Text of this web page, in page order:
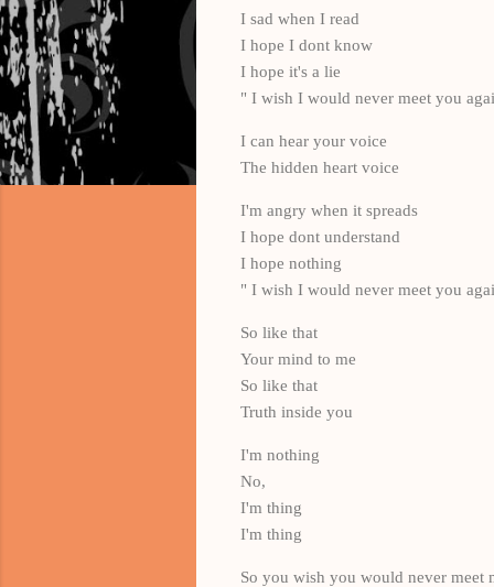
I sad when I read
I hope I dont know
I hope it's a lie
" I wish I would never meet you
I can hear your voice
The hidden heart voice
I'm angry when it spreads
I hope dont understand
I hope nothing
" I wish I would never meet you
So like that
Your mind to me
So like that
Truth inside you
I'm nothing
No,
I'm thing
I'm thing
So you wish you would never meet